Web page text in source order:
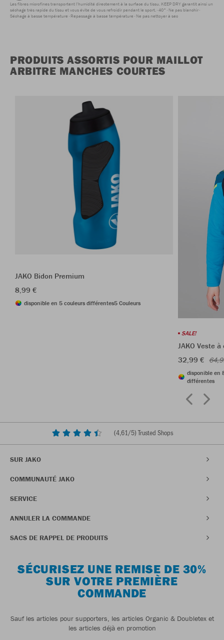
Les fibres microfines transportent l'humidité directement à la surface du tissu. KEEP DRY garantit ainsi un
séchage très rapide du tissu et vous évite de vous refroidir pendant le sport. 40° Ne pas blanchir
Séchage à basse température Repassage à basse température Ne pas nettoyer à sec
PRODUITS ASSORTIS POUR MAILLOT
ARBITRE MANCHES COURTES
JAKO Bidon Premium
8,99 €
disponible en 5 couleurs différentes5 Couleurs
SALE!
JAKO Veste
32,99 €
disponible en
différentes
(4,61/5) Trusted Shops
SUR JAKO
COMMUNAUTÉ JAKO
SERVICE
ANNULER LA COMMANDE
SACS DE RAPPEL DE PRODUITS
SÉCURISEZ UNE REMISE DE 30%
SUR VOTRE PREMIÈRE
COMMANDE
Sauf les articles pour supporters, les articles Organic & Doubletex et
les articles déjà en promotion